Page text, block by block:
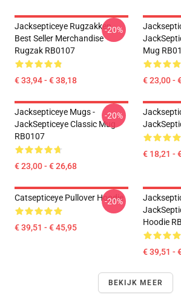
Jacksepticeye Rugzakken -
Best Seller Merchandise
Rugzak RB0107
€ 33,94 - € 38,18
-20%
Mug
€ 23,00 -
Jacksepticeye Mugs -
JackSepticeye Classic Mug
RB0107
€ 23,00 - € 26,68
-20%
€ 18,21 -
Catsepticeye Pullover Hoodie
€ 39,51 - € 45,95
-20%
Hoodie
€ 39,51 -
BEKIJK MEER